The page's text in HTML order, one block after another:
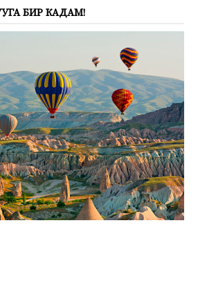
БИР КАДАМ!